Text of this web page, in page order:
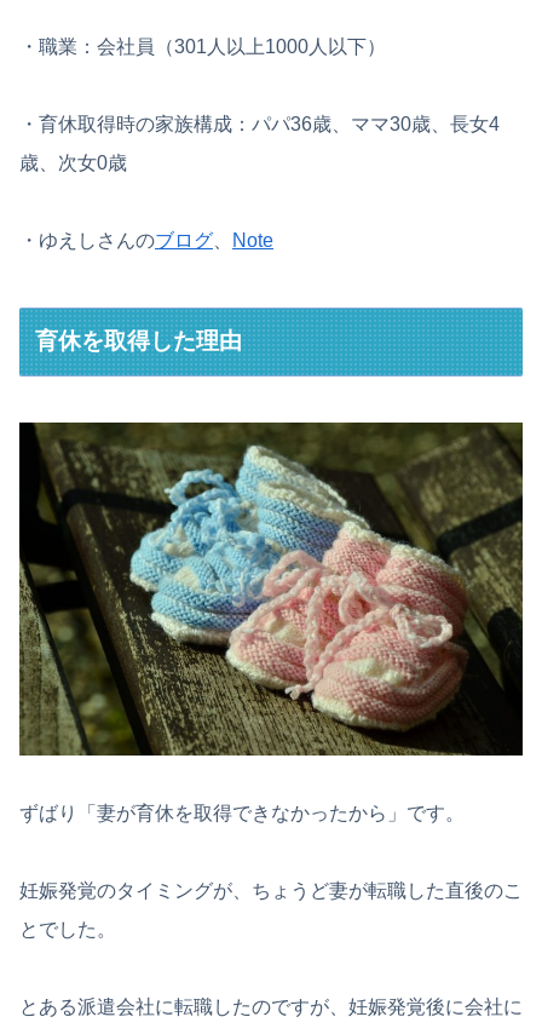
・職業：会社員（301人以上1000人以下）
・育休取得時の家族構成：パパ36歳、ママ30歳、長女4
歳、次女0歳
・ゆえしさんのブログ Note
育休を取得した理由
ずばり「妻が育休を取得できなかったから」です。
妊娠発覚のタイミングが、ちょうど妻が転職した直後のこ
とでした。
とある派遣会社に転職したのですが、妊娠発覚後に会社に